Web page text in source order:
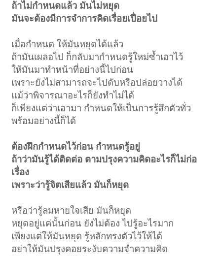
ถ้าไม่กำหนดแล้ว มันไม่หยุด
มันจะต้องมีการจำการคิดเรื่อยเปื่อยไป
เมื่อกำหนด ให้มันหยุดได้แล้ว
ถ้ามันเผลอไป ก็กลับมากำหนดรู้ใหม่ซ้ำเอาไว้
ให้มันมาทำหน้าที่อย่างนี้ไปก่อน
เพราะยังไม่สามารถจะไปดับหรือปล่อยวางได้
แม้ว่าพิจารณาอะไรก็ยังทำไม่ได้
ก็เพียงแต่ว่าเอามา กำหนดให้เป็นการรู้สึกตัวทั่ว
พร้อมอย่างนี้ก็ได้
ต้องฝึกกำหนดไว้ก่อน กำหนดรู้อยู่
ถ้าว่ามันรู้ได้ติดต่อ ตามปรุงความคิดอะไรก็ไม่ก่อ
เรื่อง
เพราะว่ารู้จิตเสียแล้ว มันก็หยุด
หรือว่ารู้ลมหายใจเสีย มันก็หยุด
หยุดอยู่แค่นั้นก่อน ยังไม่ต้อง ไปรู้อะไรมาก
เพียงแต่ให้มันหยุด รู้หลักทรงตัวไว้ให้ได้
อย่าให้มันปรุงคอยระงับความจำความคิด